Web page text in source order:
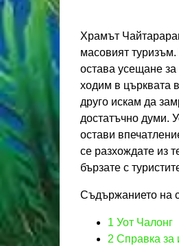
Храмът
масовият
остава усещане
ходим в църквата
друго искам да
достатъчно думи.
остави
се разхождате из
бързате с
Съдържанието на
1 Уот Чалонг
2 Справка за